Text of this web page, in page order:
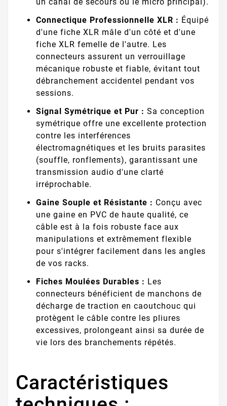
Connectique Professionnelle XLR : Équipé
d'une fiche XLR mâle d'un côté et d'une
fiche XLR femelle de l'autre. Les
connecteurs assurent un verrouillage
mécanique robuste et fiable, évitant tout
débranchement accidentel pendant vos
sessions.
Signal Symétrique et Pur : Sa conception
symétrique offre une excellente protection
contre les interférences
électromagnétiques et les bruits parasites
(souffle, ronflements), garantissant une
transmission audio d'une clarté
irréprochable.
Gaine Souple et Résistante : Conçu avec
une gaine en PVC de haute qualité, ce
câble est à la fois robuste face aux
manipulations et extrêmement flexible
pour s'intégrer facilement dans les angles
de vos racks.
Fiches Moulées Durables : Les
connecteurs bénéficient de manchons de
décharge de traction en caoutchouc qui
protègent le câble contre les pliures
excessives, prolongeant ainsi sa durée de
vie lors des branchements répétés.
Caractéristiques